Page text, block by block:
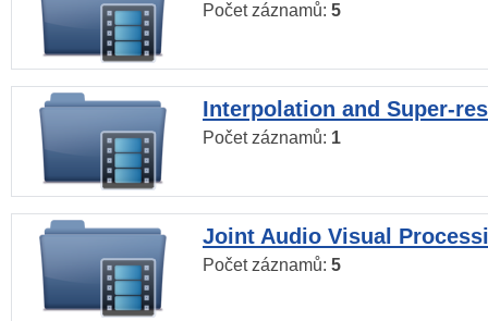
Počet záznamů: 5
Interpolation and Super-
Počet záznamů: 1
Joint Audio Visual
Počet záznamů: 5